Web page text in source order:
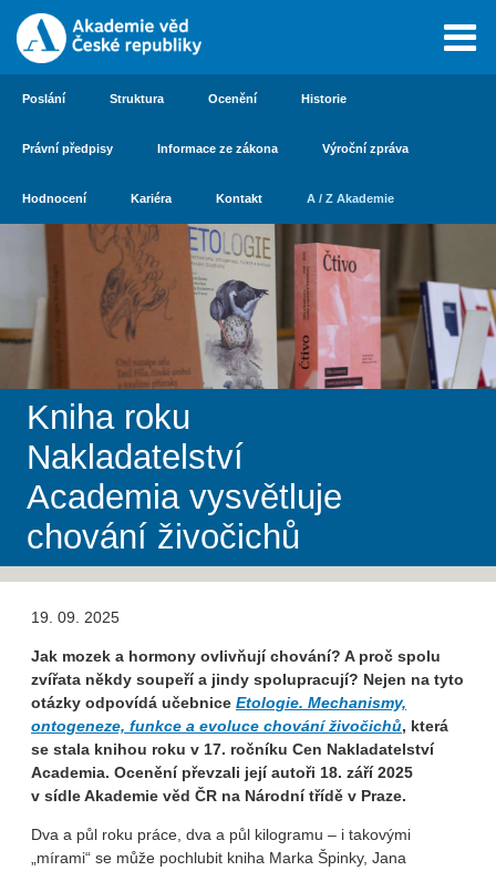
Poslání Struktura Ocenění Historie
Právní předpisy Informace ze zákona Výroční zpráva
Hodnocení Kariéra Kontakt A / Z Akademie
Kniha roku
Nakladatelství
Academia vysvětluje
chování živočichů
19. 09. 2025
Jak mozek a hormony ovlivňují chování? A proč spolu
zvířata někdy soupeří a jindy spolupracují? Nejen na tyto
otázky odpovídá učebnice Etologie. Mechanismy,
ontogeneze, funkce a evoluce chování živočichů, která
se stala knihou roku v 17. ročníku Cen Nakladatelství
Academia. Ocenění převzali její autoři 18. září 2025
v sídle Akademie věd ČR na Národní třídě v Praze.
Dva a půl roku práce, dva a půl kilogramu – i takovými
„mírami“ se může pochlubit kniha Marka Špinky, Jana